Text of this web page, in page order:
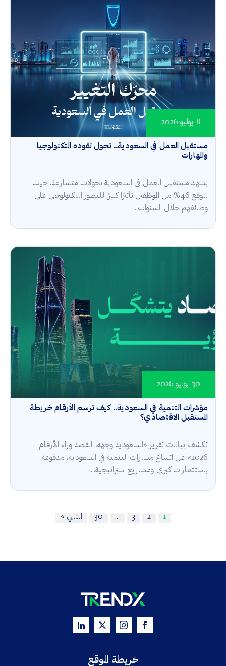
مستقبل العمل في السعودية.. تحول تقوده التكنولوجيا
والمهارات
8 يوليو 2026
يشهد مستقبل العمل في السعودية تحولات متسارعة، حيث
يتوقع 46% من الموظفين تأثيرًا كبيرًا للتطور التكنولوجي على
وظائفهم خلال السنوات...
مؤشرات التنمية في السعودية.. كيف ترسم الأرقام خريطة
المستقبل الاقتصادي؟
30 يونيو 2026
تكشف بيانات تقرير «السعودية وجهة.. القصة وراء الأرقام
2026» عن اتساع مسارات التنمية في السعودية، مدفوعة
باستثمارات كبرى ومشاريع استراتيجية...
1
2
3
…
30 التالي »
خريطة الموقع